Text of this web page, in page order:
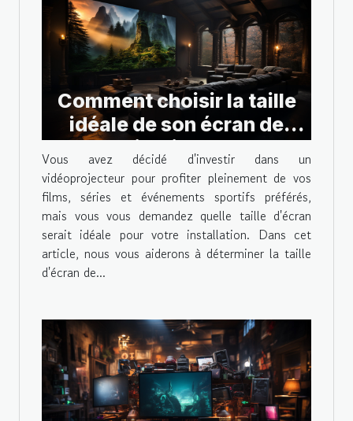
Comment choisir la taille
idéale de son écran de
projection pour
vidéoprojecteur ?
Vous avez décidé d'investir dans un
vidéoprojecteur pour profiter pleinement de vos
films, séries et événements sportifs préférés,
mais vous vous demandez quelle taille d'écran
serait idéale pour votre installation. Dans cet
article, nous vous aiderons à déterminer la taille
d'écran de...